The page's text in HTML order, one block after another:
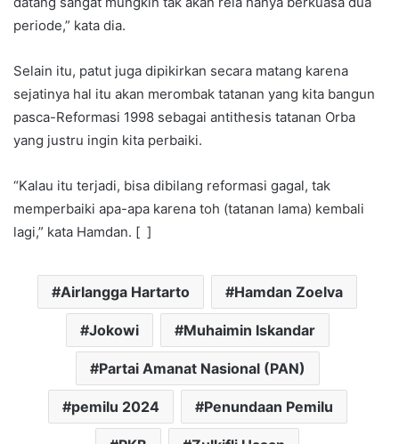
periode,” kata dia.
Selain itu, patut juga dipikirkan secara matang karena
sejatinya hal itu akan merombak tatanan yang kita bangun
pasca-Reformasi 1998 sebagai antithesis tatanan Orba
yang justru ingin kita perbaiki.
“Kalau itu terjadi, bisa dibilang reformasi gagal, tak
memperbaiki apa-apa karena toh (tatanan lama) kembali
lagi,” kata Hamdan. [ ]
Airlangga Hartarto Hamdan Zoelva
Jokowi Muhaimin Iskandar
Partai Amanat Nasional (PAN)
pemilu 2024 Penundaan Pemilu